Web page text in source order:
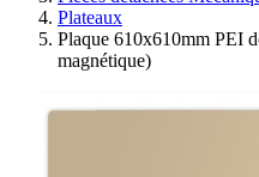
Plateaux
Plaque 610x610mm PEI
magnétique)